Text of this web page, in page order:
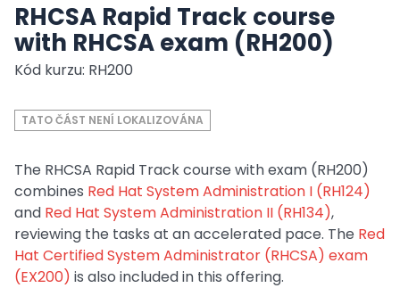
RHCSA Rapid Track course
with RHCSA exam (RH200)
Kód kurzu: RH200
TATO ČÁST NENÍ LOKALIZOVÁNA
The RHCSA Rapid Track course with exam (RH200)
combines Red Hat System Administration I (RH124)
and Red Hat System Administration II (RH134),
reviewing the tasks at an accelerated pace. The Red
Hat Certified System Administrator (RHCSA) exam
(EX200) is also included in this offering.